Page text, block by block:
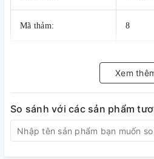
Mã thảm: 8
Xem
So sánh với các sản phẩm